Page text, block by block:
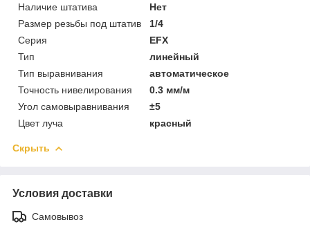
Наличие штатива
Нет
Размер резьбы под штатив
1/4
Серия
EFX
Тип
линейный
Тип выравнивания
автоматическое
Точность нивелирования
0.3 мм/м
Угол самовыравнивания
±5
Цвет луча
красный
Скрыть
Условия доставки
Самовывоз